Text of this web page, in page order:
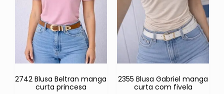
2742 Blusa Beltran manga
curta princesa
2355 Blusa Gabriel manga
curta com fivela